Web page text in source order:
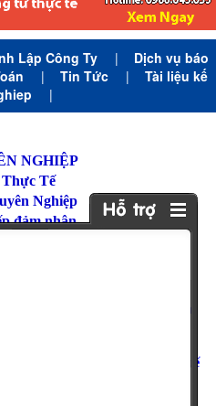
Lập Công Ty |
Dịch vụ báo
| Tin Tức |
Tài liệu kế
|
NGHIỆP
Thực Tế
Nghiệp
đảm nhận
- Hà Nội ( Tòa Amber Riverside
- Hà Nội ( Gần trường đoàn thị
- TP Bắc Ninh (Gần chi cục thuế